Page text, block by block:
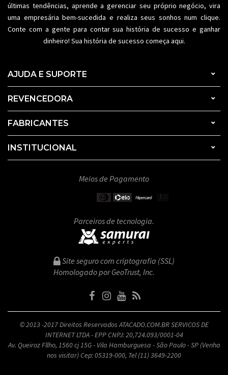
últimas tendências, aprende a gerenciar seu próprio negócio, vira
uma empresária bem-sucedida e realiza seus sonhos num clique.
Conte com a gente para contar sua história de sucesso e ganhar
dinheiro! Sua história de sucesso começa aqui.
AJUDA E SUPORTE
REVENCEDORA
FABRICANTES
INSTITUCIONAL
Meios de Pagamento
Parceiros de tecnologia.
Site seguro com criptografia (SSL)
Homologado por GeoTrust, Inc.
© 2013 -2017 Direitos Reservados ATACADO.COM.BR SERVICOS DE
INTERNET LTDA - EPP CNPJ: 20,724.093/0001-04
Av. Queiroz Fllho, 1560 cj 15G - Vila Hamburguesa - São Paulo - SP (Venha
nos visitar) Cep: 05319-000, Tel (11) 3649-2200